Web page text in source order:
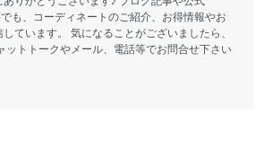
も、コーディネートのご紹介、お得情報やお
ています。 気になることがございましたら、
ットトークやメール、電話等でお問合せ下さい